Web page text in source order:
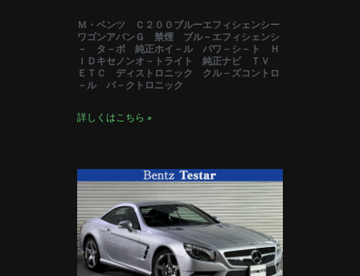
Ｍ・ベンツ Ｃ２００ブルーエフィシェンシー
ワゴンアバンＧ 禁煙 ブル－エフィシェンシ
－ タ－ボ 純正ホイ－ル パワ－シ－ト Ｈ
ＩＤキセノンオ－トライト 純正ナビ ＴＶ
ＥＴＣ ディストロニック クル－ズコントロ
－ル パ－クトロニック
詳しくはこちら »